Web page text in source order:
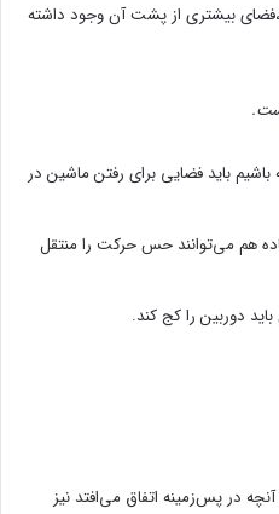
بیشتری از پشت آن وجود داشته
باید فضایی برای رفتن ماشین در
هم می‌توانند حس حرکت را منتقل
دوربین را کج کند.
در پس‌زمینه اتفاق می‌افتد نیز